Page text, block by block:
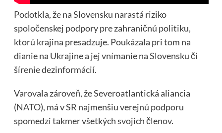
Podotkla, že na Slovensku narastá riziko
spoločenskej podpory pre zahraničnú politiku,
ktorú krajina presadzuje. Poukázala pri tom na
dianie na Ukrajine a jej vnímanie na Slovensku či
šírenie dezinformácií.
Varovala zároveň, že Severoatlantická aliancia
(NATO), má v SR najmenšiu verejnú podporu
spomedzi takmer všetkých svojich členov.